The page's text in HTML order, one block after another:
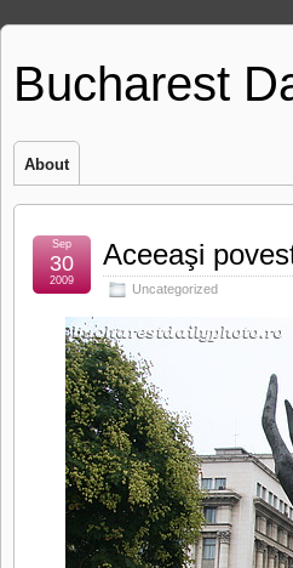
Bucharest
About
Aceeaşi
Uncategorized
Sep
30
2009